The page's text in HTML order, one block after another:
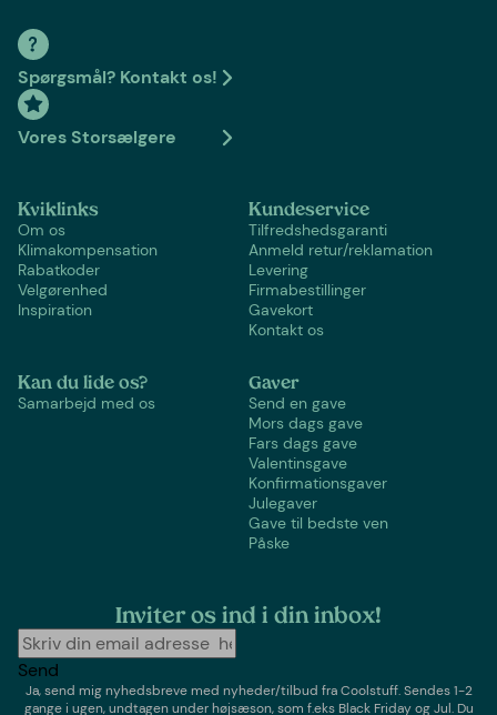
Spørgsmål? Kontakt os!
Vores Storsælgere
Kviklinks
Om os
Klimakompensation
Rabatkoder
Velgørenhed
Inspiration
Kundeservice
Tilfredshedsgaranti
Anmeld retur/reklamation
Levering
Firmabestillinger
Gavekort
Kontakt os
Kan du lide os?
Samarbejd med os
Gaver
Send en gave
Mors dags gave
Fars dags gave
Valentinsgave
Konfirmationsgaver
Julegaver
Gave til bedste ven
Påske
Inviter os ind i din inbox!
Send
Ja, send mig nyhedsbreve med nyheder/tilbud fraCoolstuff. Sendes 1-2
gange i ugen,undtagen under højsæson, som f.eks Black Friday og Jul. Du